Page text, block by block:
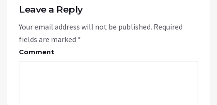
Leave a Reply
Your email address will not be published. Required
fields are marked *
Comment